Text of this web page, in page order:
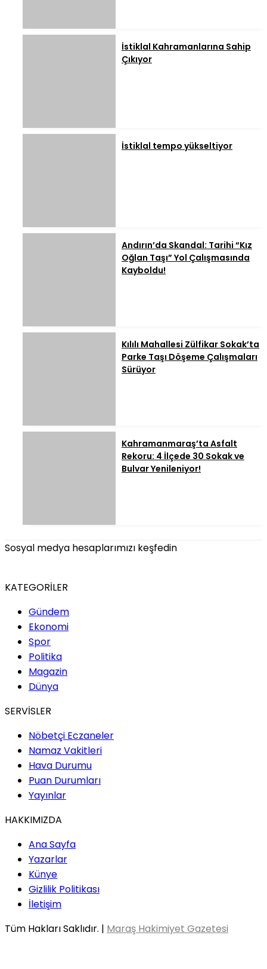
İstiklal Kahramanlarına Sahip
Çıkıyor
İstiklal tempo yükseltiyor
Andırın’da Skandal: Tarihi “Kız
Oğlan Taşı” Yol Çalışmasında
Kayboldu!
Kılılı Mahallesi Zülfikar Sokak’ta
Parke Taşı Döşeme Çalışmaları
Sürüyor
Kahramanmaraş’ta Asfalt
Rekoru: 4 İlçede 30 Sokak ve
Bulvar Yenileniyor!
Sosyal medya hesaplarımızı keşfedin
KATEGORİLER
Gündem
Ekonomi
Spor
Politika
Magazin
Dünya
SERVİSLER
Nöbetçi Eczaneler
Namaz Vakitleri
Hava Durumu
Puan Durumları
Yayınlar
HAKKIMIZDA
Ana Sayfa
Yazarlar
Künye
Gizlilik Politikası
İletişim
Tüm Hakları Saklıdır. | Maraş Hakimiyet Gazetesi